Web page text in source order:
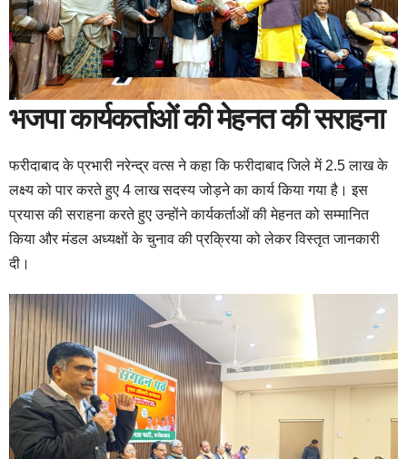
भजपा कार्यकर्ताओं की मेहनत की सराहना
फरीदाबाद के प्रभारी नरेन्द्र वत्स ने कहा कि फरीदाबाद जिले में 2.5 लाख के
लक्ष्य को पार करते हुए 4 लाख सदस्य जोड़ने का कार्य किया गया है। इस
प्रयास की सराहना करते हुए उन्होंने कार्यकर्ताओं की मेहनत को सम्मानित
किया और मंडल अध्यक्षों के चुनाव की प्रक्रिया को लेकर विस्तृत जानकारी
दी।